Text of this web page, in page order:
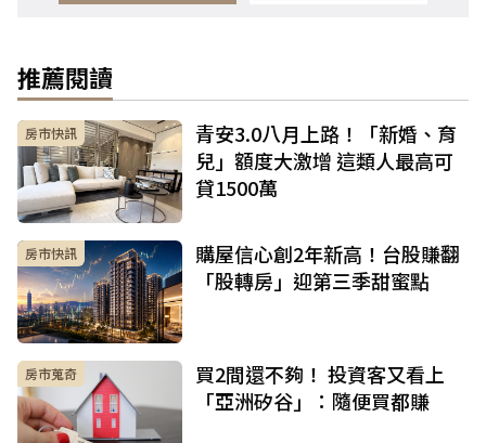
推薦閱讀
房市快訊
青安3.0八月上路！「新婚、育
兒」額度大激增 這類人最高可
貸1500萬
房市快訊
購屋信心創2年新高！台股賺翻
「股轉房」迎第三季甜蜜點
房市蒐奇
買2間還不夠！ 投資客又看上
「亞洲矽谷」：隨便買都賺